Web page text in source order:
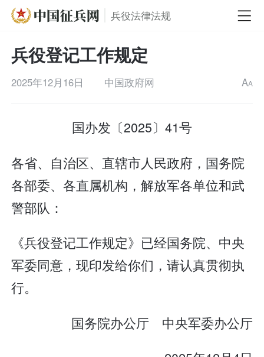
兵役法律法规
兵役登记工作规定
2025年12月16日 中国政府网 AA
国办发〔2025〕41号
各省、自治区、直辖市人民政府，国务院
各部委、各直属机构，解放军各单位和武
警部队：
《兵役登记工作规定》已经国务院、中央
军委同意，现印发给你们，请认真贯彻执
行。
国务院办公厅 中央军委办公厅